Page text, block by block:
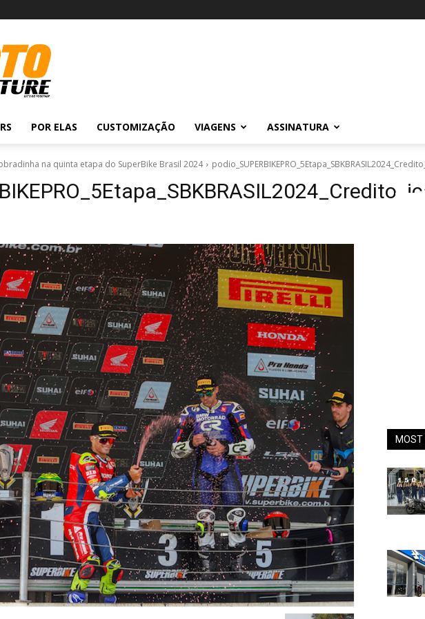
POR ELAS CUSTOMIZAÇÃO VIAGENS ASSINATURA
na quinta etapa do SuperBike Brasil 2024
MOST